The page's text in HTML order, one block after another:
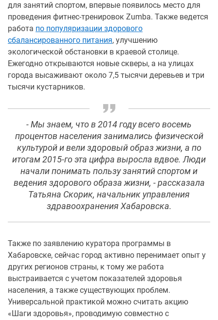
для занятий спортом, впервые появилось место для
проведения фитнес-тренировок Zumba. Также ведется
работа по популяризации здорового
сбалансированного питания, улучшению
экологической обстановки в краевой столице.
Ежегодно открываются новые скверы, а на улицах
города высаживают около 7,5 тысячи деревьев и три
тысячи кустарников.
- Мы знаем, что в 2014 году всего восемь
процентов населения занимались физической
культурой и вели здоровый образ жизни, а по
итогам 2015-го эта цифра выросла вдвое. Люди
начали понимать пользу занятий спортом и
ведения здорового образа жизни, - рассказала
Татьяна Скорик, начальник управления
здравоохранения Хабаровска.
Также по заявлению куратора программы в
Хабаровске, сейчас город активно перенимает опыт у
других регионов страны, к тому же работа
выстраивается с учетом показателей здоровья
населения, а также существующих проблем.
Универсальной практикой можно считать акцию
«Шаги здоровья», проводимую совместно с